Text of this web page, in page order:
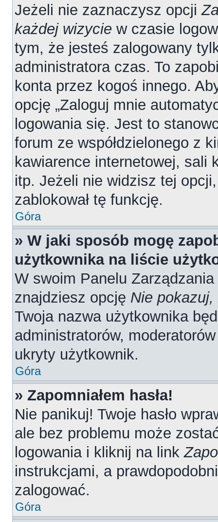
Jeżeli nie zaznaczysz opcji
każdej wizycie w czasie
tym, że jesteś zalogowany
administratora czas. To
konta przez kogoś innego.
opcję „Zaloguj mnie
logowania się. Jest to
forum ze współdzielonego z
kawiarence internetowej, sali
itp. Jeżeli nie widzisz tej
zablokował tę funkcję.
Góra
» W jaki sposób mogę
użytkownika na liście
W swoim Panelu
znajdziesz opcję Nie
Twoja nazwa użytkownika
administratorów,
ukryty użytkownik.
Góra
» Zapomniałem hasła!
Nie panikuj! Twoje hasło
ale bez problemu może
logowania i kliknij na link
instrukcjami, a
zalogować.
Góra